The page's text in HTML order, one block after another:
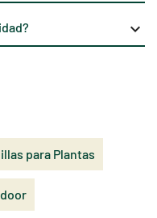
keyboard_arrow_down
para Plantas